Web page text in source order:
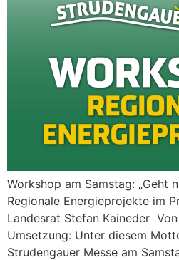
Workshop am Samstag: „Geht
Regionale Energieprojekte im
Landesrat Stefan Kaineder
Umsetzung: Unter diesem
Strudengauer Messe am